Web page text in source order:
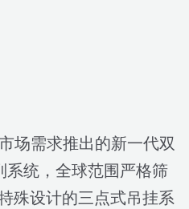
场需求推出的新一代双
统，全球范围严格筛
殊设计的三点式吊挂系